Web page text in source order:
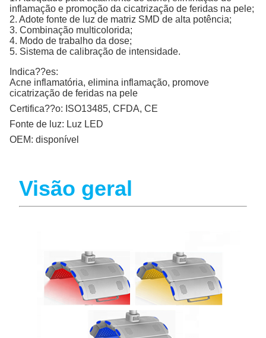
inflamação e promoção da cicatrização de feridas na pele;
2. Adote fonte de luz de matriz SMD de alta potência;
3. Combinação multicolorida;
4. Modo de trabalho da dose;
5. Sistema de calibração de intensidade.
Indica??es:
Acne inflamatória, elimina inflamação, promove
cicatrização de feridas na pele
Certifica??o: ISO13485, CFDA, CE
Fonte de luz: Luz LED
OEM: disponível
Visão geral